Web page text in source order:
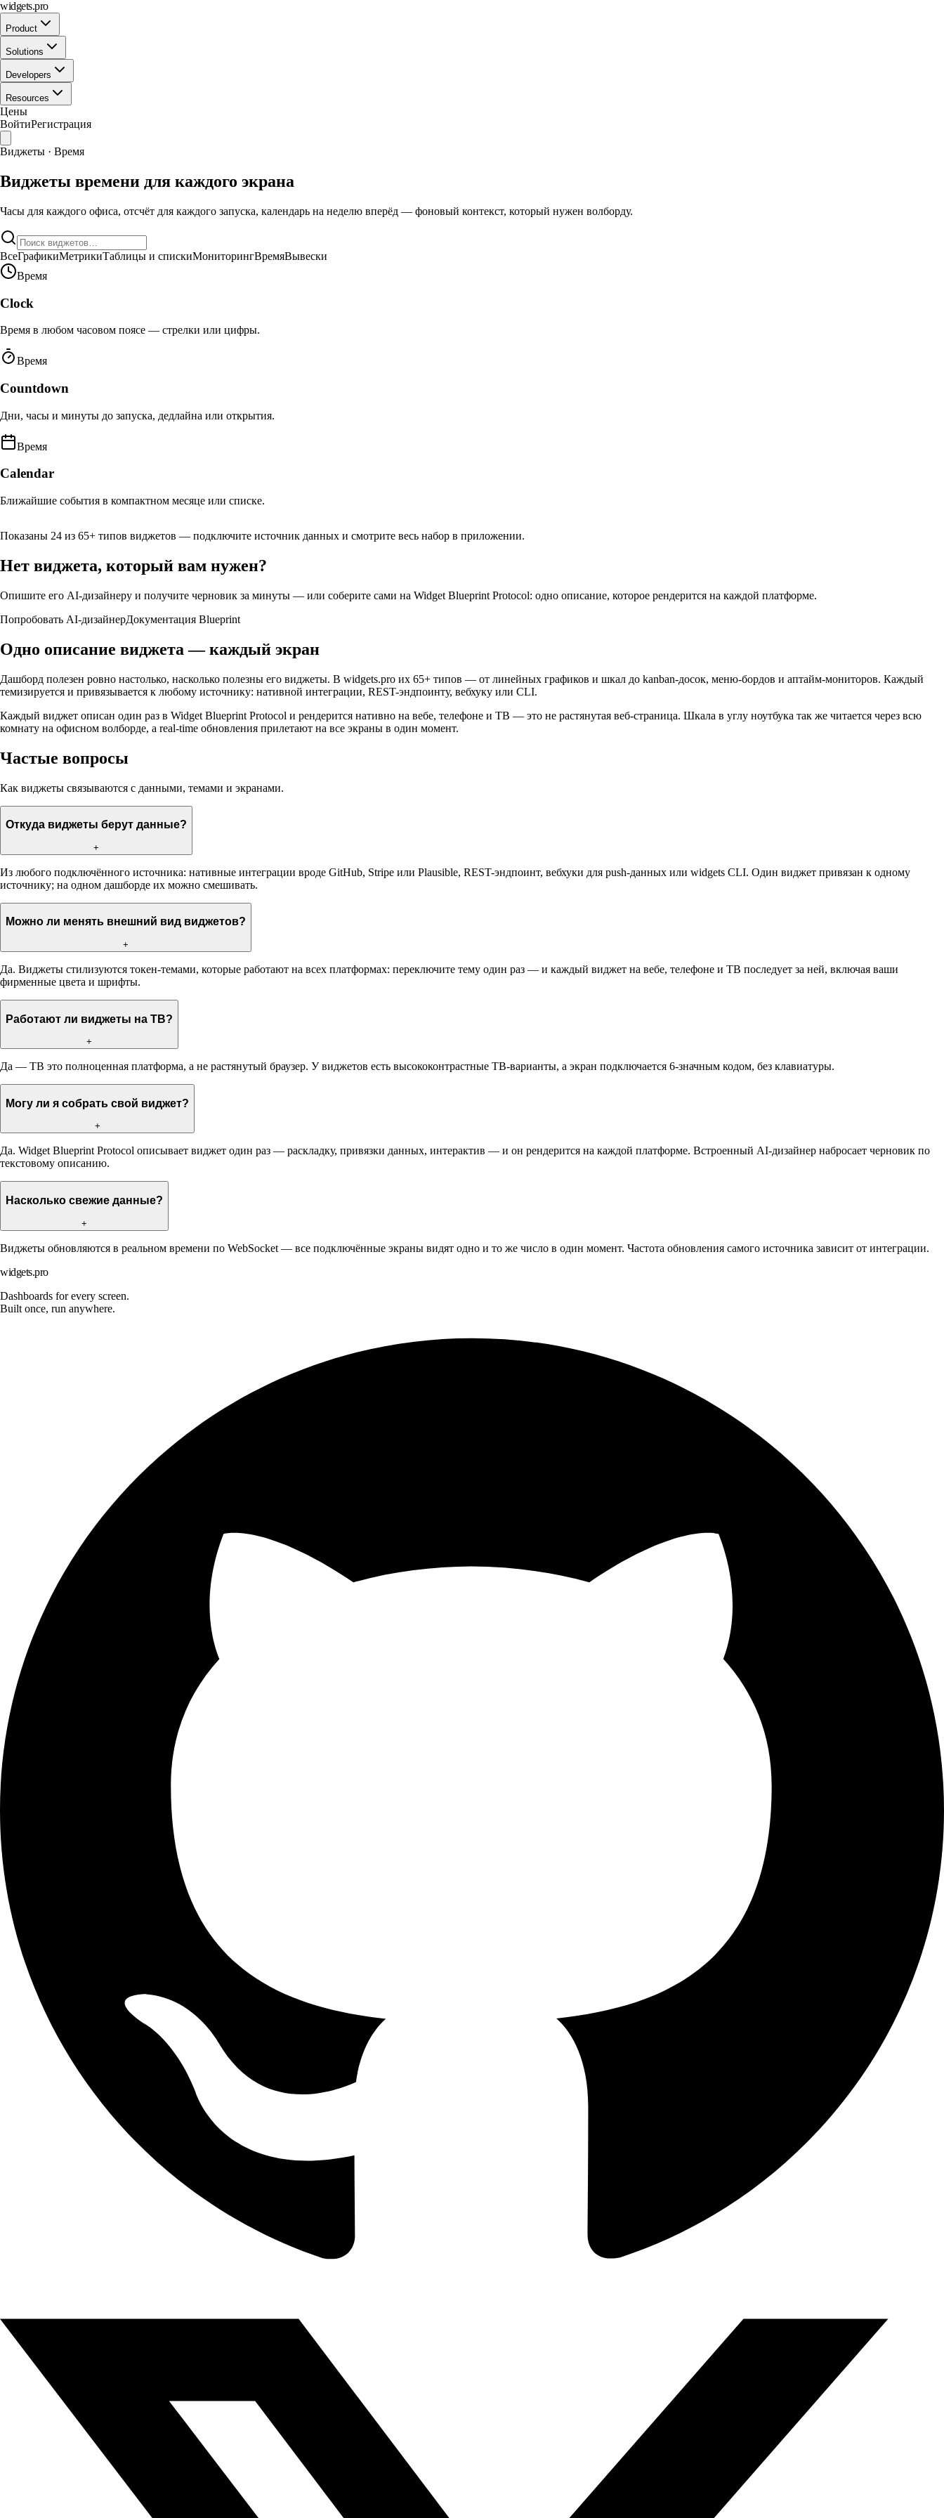
widgets.pro
Product
Solutions
Developers
Resources
Цены
ВойтиРегистрация
Виджеты · Время
Виджеты времени для каждого экрана
Часы для каждого офиса, отсчёт для каждого запуска, календарь на неделю вперёд — фоновый контекст, который нужен волборду.
ВсеГрафикиМетрикиТаблицы и спискиМониторингВремяВывески
Время
Clock
Время в любом часовом поясе — стрелки или цифры.
Время
Countdown
Дни, часы и минуты до запуска, дедлайна или открытия.
Время
Calendar
Ближайшие события в компактном месяце или списке.
Показаны 24 из 65+ типов виджетов — подключите источник данных и смотрите весь набор в приложении.
Нет виджета, который вам нужен?
Опишите его AI-дизайнеру и получите черновик за минуты — или соберите сами на Widget Blueprint Protocol: одно описание, которое рендерится на каждой платформе.
Попробовать AI-дизайнерДокументация Blueprint
Одно описание виджета — каждый экран
Дашборд полезен ровно настолько, насколько полезны его виджеты. В widgets.pro их 65+ типов — от линейных графиков и шкал до kanban-досок, меню-бордов и аптайм-мониторов. Каждый
темизируется и привязывается к любому источнику: нативной интеграции, REST-эндпоинту, вебхуку или CLI.
Каждый виджет описан один раз в Widget Blueprint Protocol и рендерится нативно на вебе, телефоне и ТВ — это не растянутая веб-страница. Шкала в углу ноутбука так же читается через всю
комнату на офисном волборде, а real-time обновления прилетают на все экраны в один момент.
Частые вопросы
Как виджеты связываются с данными, темами и экранами.
Откуда виджеты берут данные?
+
Из любого подключённого источника: нативные интеграции вроде GitHub, Stripe или Plausible, REST-эндпоинт, вебхуки для push-данных или widgets CLI. Один виджет привязан к одному
источнику; на одном дашборде их можно смешивать.
Можно ли менять внешний вид виджетов?
+
Да. Виджеты стилизуются токен-темами, которые работают на всех платформах: переключите тему один раз — и каждый виджет на вебе, телефоне и ТВ последует за ней, включая ваши
фирменные цвета и шрифты.
Работают ли виджеты на ТВ?
+
Да — ТВ это полноценная платформа, а не растянутый браузер. У виджетов есть высококонтрастные ТВ-варианты, а экран подключается 6-значным кодом, без клавиатуры.
Могу ли я собрать свой виджет?
+
Да. Widget Blueprint Protocol описывает виджет один раз — раскладку, привязки данных, интерактив — и он рендерится на каждой платформе. Встроенный AI-дизайнер набросает черновик по
текстовому описанию.
Насколько свежие данные?
+
Виджеты обновляются в реальном времени по WebSocket — все подключённые экраны видят одно и то же число в один момент. Частота обновления самого источника зависит от интеграции.
widgets.pro
Dashboards for every screen.
Built once, run anywhere.